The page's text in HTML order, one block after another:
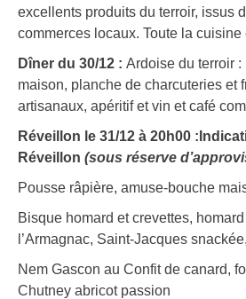
excellents produits du terroir, issus
commerces locaux. Toute la cuisine
Dîner du 30/12 : Ardoise du terroir
maison, planche de charcuteries et
artisanaux, apéritif et vin et café
Réveillon le 31/12 à 20h00 :
Réveillon (sous réserve
Pousse râpière, amuse-bouche
Bisque homard et crevettes,
l’Armagnac, Saint-Jacques
Nem Gascon au Confit de canard,
Chutney abricot passion